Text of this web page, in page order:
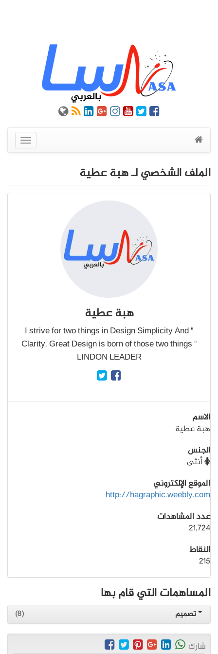
عرض
القائمة
الملف الشخصي لـ هبة عطية
هبة عطية
" I strive for two things in Design Simplicity And
Clarity. Great Design is born of those two things "
LINDON LEADER
الاسم
هبة عطية
الجنس
أنثى
الموقع الإلكتروني
http://hagraphic.weebly.com
عدد المشاهدات
21,724
النقاط
215
المساهمات التي قام بها
تصميم (8)
شارك